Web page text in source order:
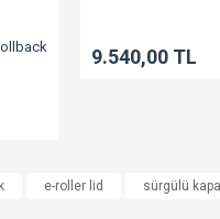
9.540,00 TL
e-roller lid sürgülü